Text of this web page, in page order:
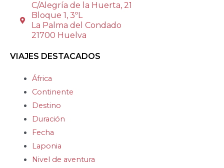
C/Alegría de la Huerta, 21
Bloque 1, 3ºL
La Palma del Condado
21700 Huelva
VIAJES DESTACADOS
África
Continente
Destino
Duración
Fecha
Laponia
Nivel de aventura